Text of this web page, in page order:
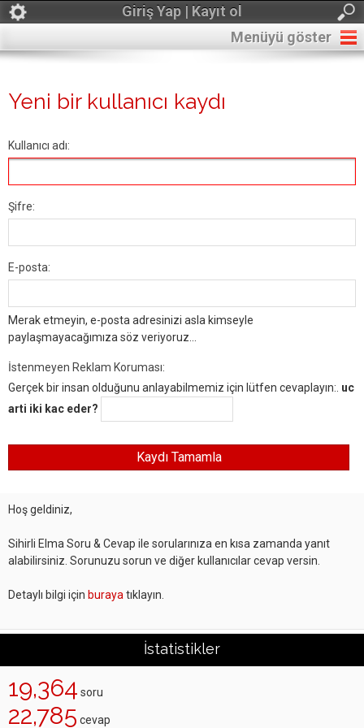
Giriş Yap | Kayıt ol
Menüyü göster
Yeni bir kullanıcı kaydı
Kullanıcı adı:
Şifre:
E-posta:
Merak etmeyin, e-posta adresinizi asla kimseyle
paylaşmayacağımıza söz veriyoruz...
İstenmeyen Reklam Koruması:
Gerçek bir insan olduğunu anlayabilmemiz için lütfen cevaplayın:. uc
arti iki kac eder?
Hoş geldiniz,
Sihirli Elma Soru & Cevap ile sorularınıza en kısa zamanda yanıt
alabilirsiniz. Sorunuzu sorun ve diğer kullanıcılar cevap versin.
Detaylı bilgi için buraya tıklayın.
İstatistikler
19,364 soru
22,785 cevap